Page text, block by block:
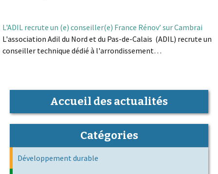
L'ADIL recrute un (e) conseiller(e) France Rénov’ sur Cambrai
L'association Adil du Nord et du Pas-de-Calais (ADIL) recrute un
conseiller technique dédié à l'arrondissement…
Accueil des actualités
Catégories
Développement durable